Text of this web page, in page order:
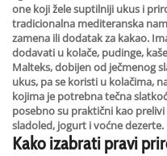
one koji žele suptilniji ukus i
tradicionalna mediteranska
zamena ili dodatak za kakao.
dodavati u kolače, pudinge,
Malteks, dobijen od ječmenog
ukus, pa se koristi u kolačima,
kojima je potrebna tečna
posebno su praktični kao
sladoled, jogurt i voćne dezerte.
Kako izabrati pravi